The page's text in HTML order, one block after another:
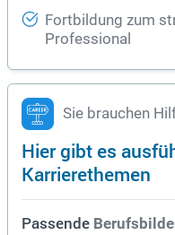
Fortbildung zum
Professional
Sie brauchen
Hier gibt es
Karrierethemen
Passende